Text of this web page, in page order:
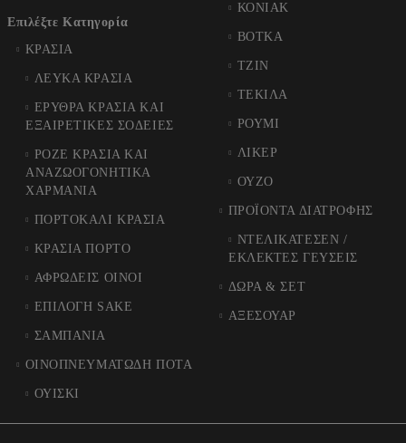
Επιλέξτε Κατηγορία
ΚΡΑΣΙΑ
ΛΕΥΚΑ ΚΡΑΣΙΑ
ΕΡΥΘΡΑ ΚΡΑΣΙΑ ΚΑΙ
ΕΞΑΙΡΕΤΙΚΕΣ ΣΟΔΕΙΕΣ
ΡΟΖΕ ΚΡΑΣΙΑ ΚΑΙ
ΑΝΑΖΩΟΓΟΝΗΤΙΚΑ
ΧΑΡΜΑΝΙΑ
ΠΟΡΤΟΚΑΛΙ ΚΡΑΣΙΑ
ΚΡΑΣΙΑ ΠΟΡΤΟ
ΑΦΡΩΔΕΙΣ ΟΙΝΟΙ
ΕΠΙΛΟΓΗ SAKE
ΣΑΜΠΑΝΙΑ
ΟΙΝΟΠΝΕΥΜΑΤΩΔΗ ΠΟΤΑ
ΟΥΙΣΚΙ
ΚΟΝΙΑΚ
ΒΟΤΚΑ
ΤΖΙΝ
ΤΕΚΙΛΑ
ΡΟΥΜΙ
ΛΙΚΕΡ
ΟΥΖΟ
ΠΡΟΪΟΝΤΑ ΔΙΑΤΡΟΦΗΣ
ΝΤΕΛΙΚΑΤΕΣΕΝ /
ΕΚΛΕΚΤΕΣ ΓΕΥΣΕΙΣ
ΔΩΡΑ & ΣΕΤ
ΑΞΕΣΟΥΑΡ